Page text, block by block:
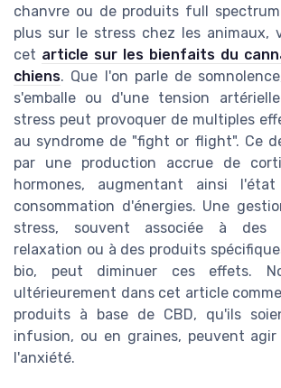
chanvre ou de produits full
plus sur le stress chez les animaux,
cet article sur les bienfaits du
chiens. Que l'on parle de
s'emballe ou d'une tension
stress peut provoquer de multiples
au syndrome de "fight or flight". Ce
par une production accrue de
hormones, augmentant ainsi
consommation d'énergies. Une
stress, souvent associée à des
relaxation ou à des produits
bio, peut diminuer ces effets.
ultérieurement dans cet article
produits à base de CBD, qu'ils
infusion, ou en graines, peuvent
l'anxiété.